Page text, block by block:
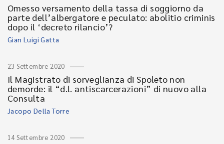
Omesso versamento della tassa di soggiorno da
parte dell’albergatore e peculato: abolitio criminis
dopo il ‘decreto rilancio’?
Gian Luigi Gatta
23 Settembre 2020
Il Magistrato di sorveglianza di Spoleto non
demorde: il “d.l. antiscarcerazioni” di nuovo alla
Consulta
Jacopo Della Torre
14 Settembre 2020